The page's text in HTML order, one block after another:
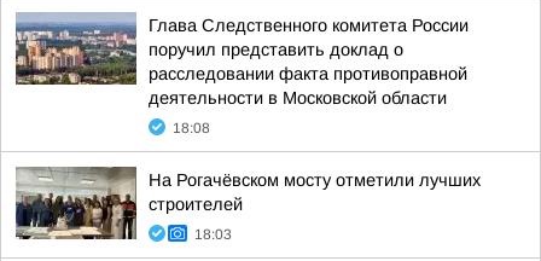
Глава Следственного комитета России
поручил представить доклад о
расследовании факта противоправной
деятельности в Московской области
18:08
На Рогачёвском мосту отметили лучших
строителей
18:03